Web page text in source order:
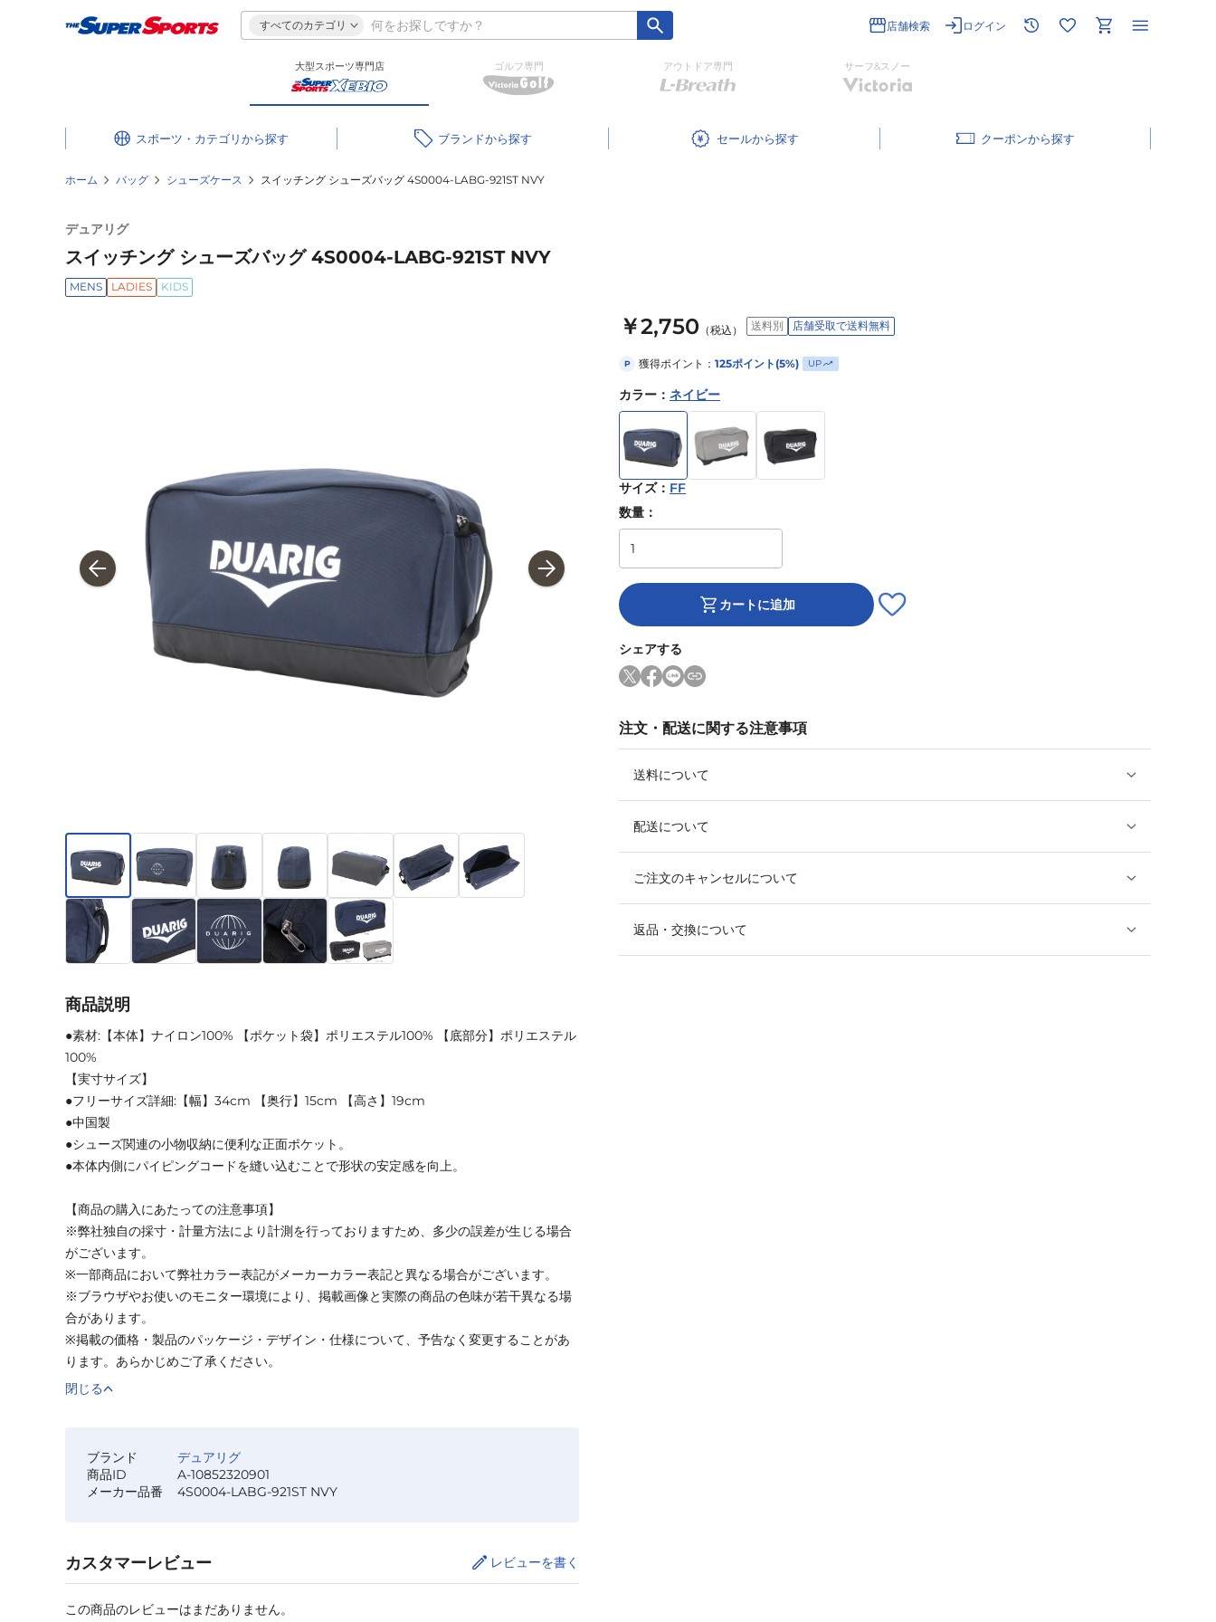
すべてのカテゴリ 店舗検索 ログイン
大型スポーツ専門店 ゴルフ専門 アウトドア専門 サーフ&スノー
スポーツ・カテゴリ ブランド セール クーポン
ホーム バッグ シューズケース スイッチング シューズバッグ 4S0004-LABG-921ST NVY
デュアリグ
スイッチング シューズバッグ 4S0004-LABG-921ST NVY
MENS LADIES KIDS
￥2,750 （税込） 送料別 店舗受取で送料無料
P 獲得ポイント： 125ポイント(5%) UP
カラー ： ネイビー
サイズ： FF
数量：
カートに追加
シェアする
注文・配送に関する注意事項
送料について
配送について
ご注文のキャンセルについて
返品・交換について
商品説明
●素材:【本体】ナイロン100% 【ポケット袋】ポリエステル100% 【底部分】ポリエステル
100%
【実寸サイズ】
●フリーサイズ詳細:【幅】34cm 【奥行】15cm 【高さ】19cm
●中国製
●シューズ関連の小物収納に便利な正面ポケット。
●本体内側にパイピングコードを縫い込むことで形状の安定感を向上。
【商品の購入にあたっての注意事項】
※弊社独自の採寸・計量方法により計測を行っておりますため、多少の誤差が生じる場合
がございます。
※一部商品において弊社カラー表記がメーカーカラー表記と異なる場合がございます。
※ブラウザやお使いのモニター環境により、掲載画像と実際の商品の色味が若干異なる場
合があります。
※掲載の価格・製品のパッケージ・デザイン・仕様について、予告なく変更することがあ
ります。あらかじめご了承ください。
閉じる
ブランド
デュアリグ
商品ID
A-10852320901
メーカー品番
4S0004-LABG-921ST NVY
カスタマーレビュー レビューを書く
この商品のレビューはまだありません。